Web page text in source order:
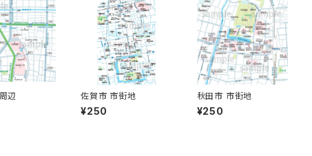
辺 佐賀市 市街地
¥250
秋田市 市街地
¥250